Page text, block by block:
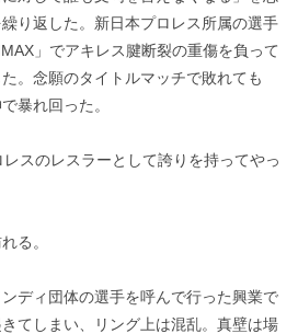
り返した。新日本プロレス所属の選手
」でアキレス腱断裂の重傷を負って
。念願のタイトルマッチで敗れても
暴れ回った。
スのレスラーとして誇りを持ってやっ
る。
ディ団体の選手を呼んで行った興業で
てしまい、リング上は混乱。真壁は場